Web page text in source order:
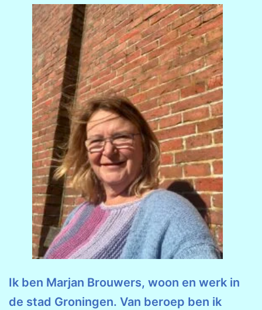
Ik ben Marjan Brouwers, woon en werk in
de stad Groningen. Van beroep ben ik